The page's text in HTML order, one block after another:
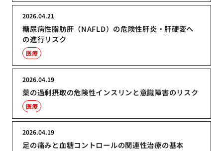
糖尿病性脂肪肝（NAFLD）の危険性肝炎・肝硬変へ
の進行リスク
2026.04.21
医療
薬の過剰摂取の危険性インスリンと意識障害のリスク
2026.04.19
医療
足の痛みと血糖コントロールの関連性治療の基本
2026.04.19